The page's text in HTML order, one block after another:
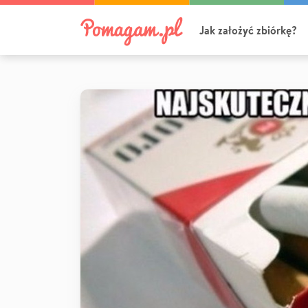
Jak założyć zbiórkę?